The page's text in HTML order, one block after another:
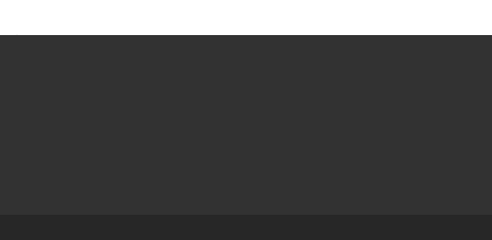
navigation